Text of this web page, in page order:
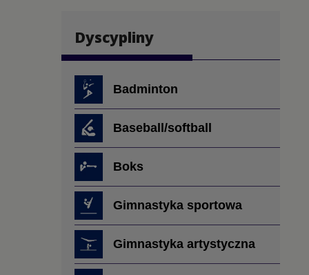
Dyscypliny
Badminton
Baseball/softball
Boks
Gimnastyka sportowa
Gimnastyka artystyczna